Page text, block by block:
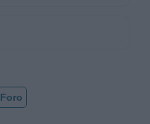
Foro